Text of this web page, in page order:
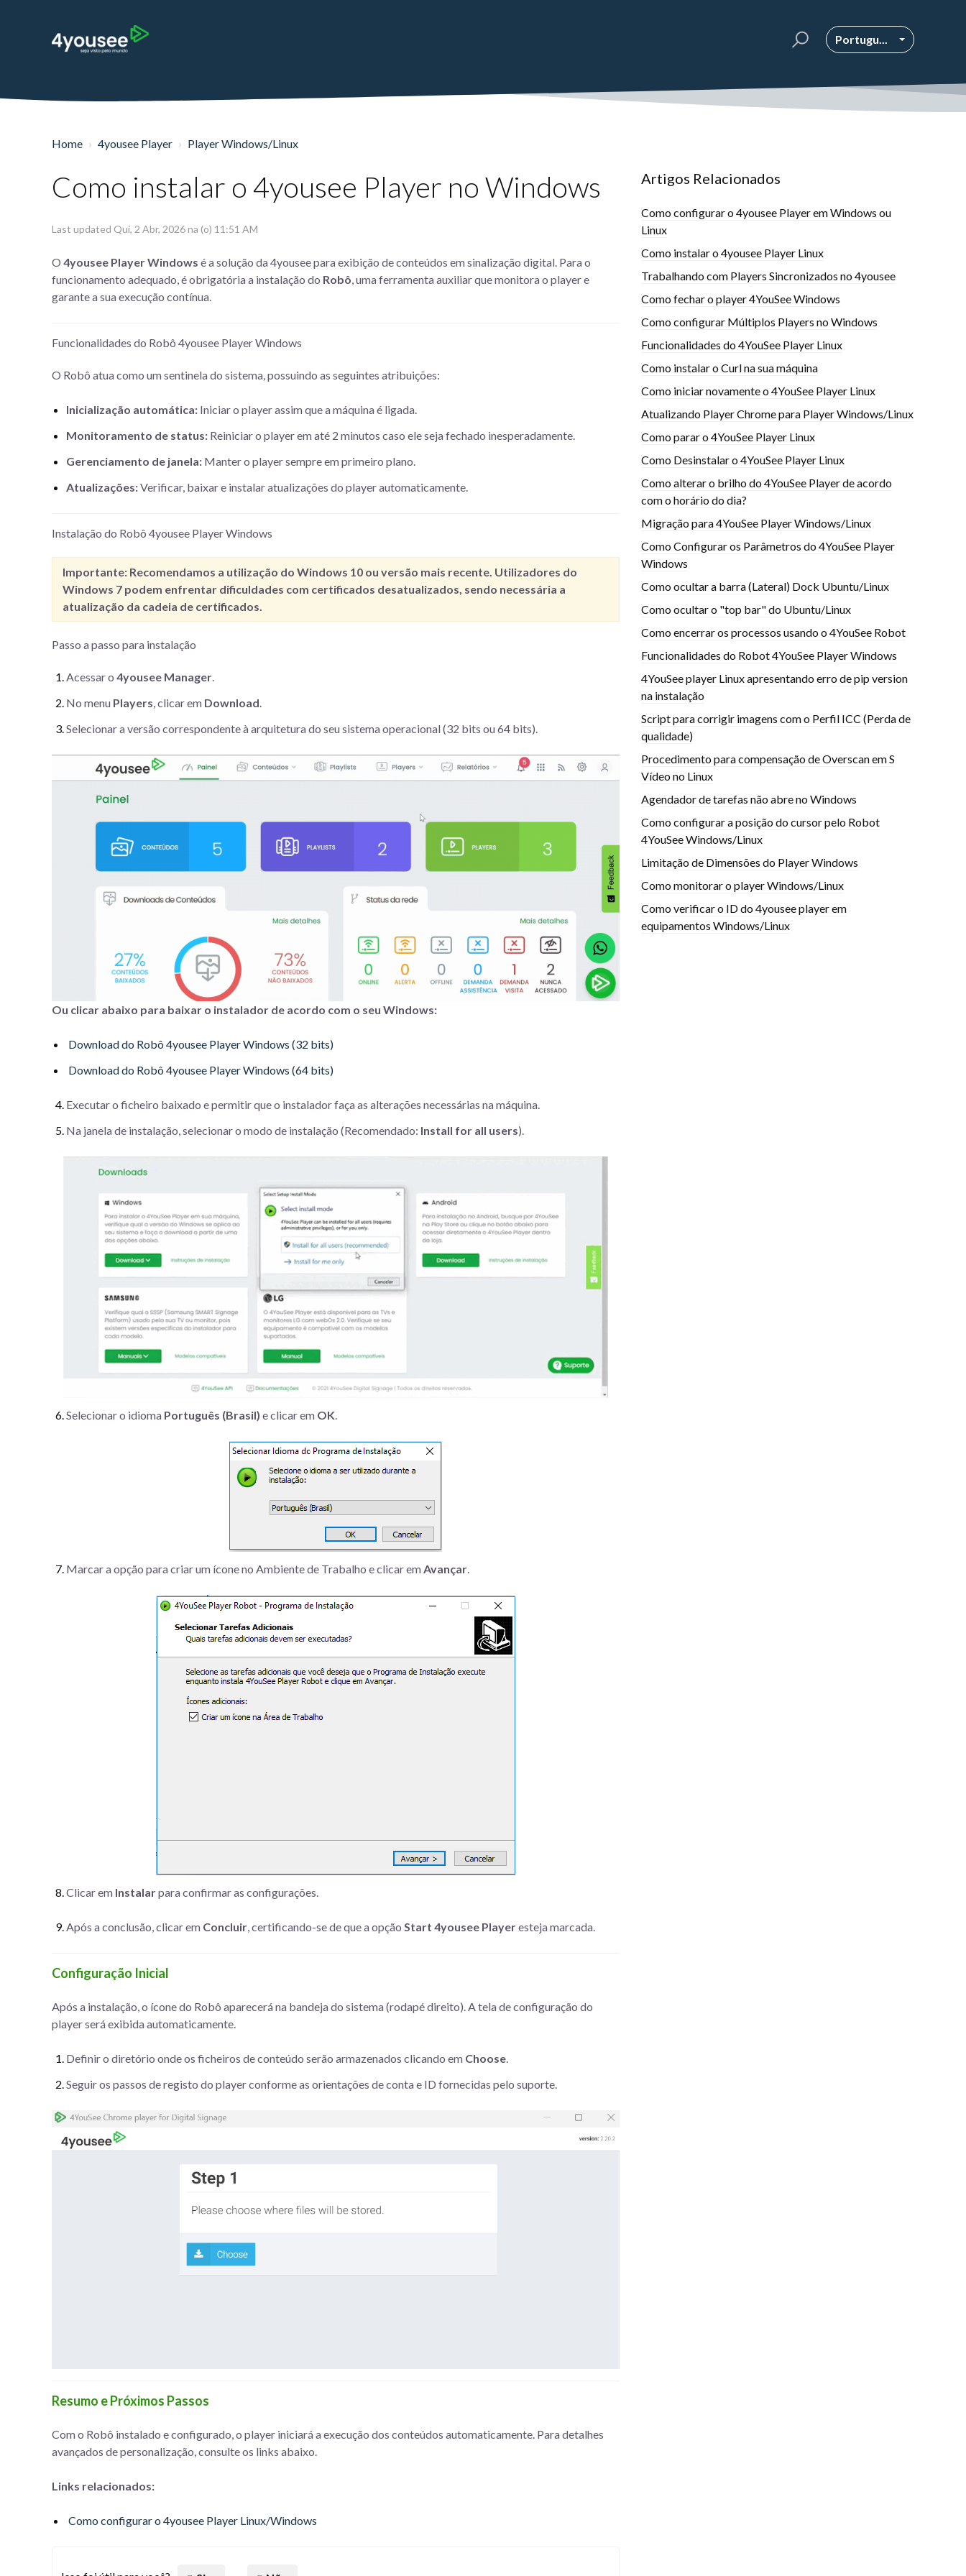
Portugu...
Home 4yousee Player Player Windows/Linux
Como instalar o 4yousee Player no Windows
Last updated Qui, 2 Abr, 2026 na (o) 11:51 AM
O 4yousee Player Windows é a solução da 4yousee para exibição de conteúdos em sinalização digital. Para o
funcionamento adequado, é obrigatória a instalação do Robô, uma ferramenta auxiliar que monitora o player e
garante a sua execução contínua.
Funcionalidades do Robô 4yousee Player Windows
O Robô atua como um sentinela do sistema, possuindo as seguintes atribuições:
Inicialização automática: Iniciar o player assim que a máquina é ligada.
Monitoramento de status: Reiniciar o player em até 2 minutos caso ele seja fechado inesperadamente.
Gerenciamento de janela: Manter o player sempre em primeiro plano.
Atualizações:Verificar, baixar e instalar atualizações do player automaticamente.
Instalação do Robô 4yousee Player Windows
Importante: Recomendamos a utilização do Windows 10 ou versão mais recente. Utilizadores do
Windows 7 podem enfrentar dificuldades com certificados desatualizados, sendo necessária a
atualização da cadeia de certificados.
Passo a passo para instalação
Acessar o 4yousee Manager.
No menu Players, clicar em Download.
Selecionar a versão correspondente à arquitetura do seu sistema operacional (32 bits ou 64 bits).
Ou clicar abaixo para baixar o instalador de acordo com o seu Windows:
Download do Robô 4yousee Player Windows (32 bits)
Download do Robô 4yousee Player Windows (64 bits)
Executar o ficheiro baixado e permitir que o instalador faça as alterações necessárias na máquina.
Na janela de instalação, selecionar o modo de instalação (Recomendado: Install for all users).
Selecionar o idioma Português (Brasil) e clicar em OK.
Marcar a opção para criar um ícone no Ambiente de Trabalho e clicar emAvançar.
Clicar em Instalarpara confirmar as configurações.
Após a conclusão, clicar em Concluir, certificando-se de que a opção Start 4yousee Playeresteja marcada.
Configuração Inicial
Após a instalação, o ícone do Robô aparecerá na bandeja do sistema (rodapé direito). A tela de configuração do
player será exibida automaticamente.
Definir o diretório onde os ficheiros de conteúdo serão armazenados clicando em Choose.
Seguir os passos de registo do player conforme as orientações de conta e ID fornecidas pelo suporte.
Resumo e Próximos Passos
Com o Robô instalado e configurado, o player iniciará a execução dos conteúdos automaticamente. Para detalhes
avançados de personalização, consulte os links abaixo.
Links relacionados:
Como configurar o 4yousee Player Linux/Windows
Artigos Relacionados
Como configurar o 4yousee Player em Windows ou
Linux
Como instalar o 4yousee Player Linux
Trabalhando com Players Sincronizados no 4yousee
Como fechar o player 4YouSee Windows
Como configurar Múltiplos Players no Windows
Funcionalidades do 4YouSee Player Linux
Como instalar o Curl na sua máquina
Como iniciar novamente o 4YouSee Player Linux
Atualizando Player Chrome para Player Windows/Linux
Como parar o 4YouSee Player Linux
Como Desinstalar o 4YouSee Player Linux
Como alterar o brilho do 4YouSee Player de acordo
com o horário do dia?
Migração para 4YouSee Player Windows/Linux
Como Configurar os Parâmetros do 4YouSee Player
Windows
Como ocultar a barra (Lateral) Dock Ubuntu/Linux
Como ocultar o "top bar" do Ubuntu/Linux
Como encerrar os processos usando o 4YouSee Robot
Funcionalidades do Robot 4YouSee Player Windows
4YouSee player Linux apresentando erro de pip version
na instalação
Script para corrigir imagens com o Perfil ICC (Perda de
qualidade)
Procedimento para compensação de Overscan em S
Vídeo no Linux
Agendador de tarefas não abre no Windows
Como configurar a posição do cursor pelo Robot
4YouSee Windows/Linux
Limitação de Dimensões do Player Windows
Como monitorar o player Windows/Linux
Como verificar o ID do 4yousee player em
equipamentos Windows/Linux